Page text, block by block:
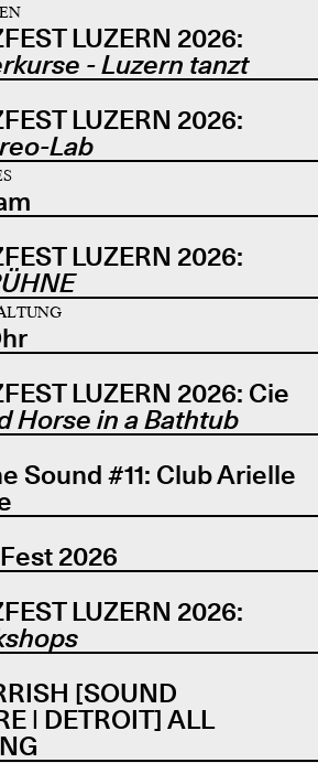
LUZERN 2026:
- Luzern tanzt
LUZERN 2026:
Lab
LUZERN 2026:
LUZERN 2026: Cie
Horse in a Bathtub
Sound #11: Club Arielle
2026
LUZERN 2026:
[SOUND
| DETROIT] ALL